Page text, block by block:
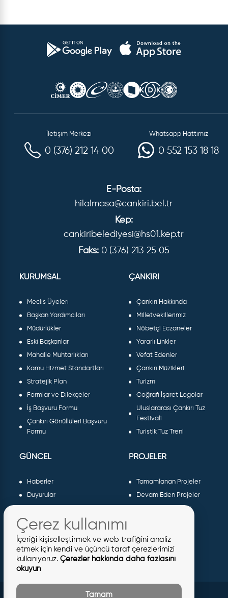
İletişim Merkezi
0 (376) 212 14 00
Whatsapp Hattımız
0 552 153 18 18
E-Posta:
hilalmasa@cankiri.bel.tr
Kep:
cankiribelediyesi@hs01.kep.tr
Faks: 0 (376) 213 25 05
KURUMSAL
Meclis Üyeleri
Başkan Yardımcıları
Müdürlükler
Eski Başkanlar
Mahalle Muhtarlıkları
Kamu Hizmet Standartları
Stratejik Plan
Formlar ve Dilekçeler
İş Başvuru Formu
Çankırı Gönüllüleri Başvuru
Formu
ÇANKIRI
Çankırı Hakkında
Milletvekillerimiz
Nöbetçi Eczaneler
Yararlı Linkler
Vefat Edenler
Çankırı Müzikleri
Turizm
Coğrafi İşaret Logolar
Uluslararası Çankırı Tuz
Festivali
Turistik Tuz Treni
GÜNCEL
Haberler
Duyurular
Galeri
Etkinlikler
Meclis Kararları
İhaleler
İmar İlanları
PROJELER
Tamamlanan Projeler
Devam Eden Projeler
Planlanan Projeler
Sosyal Projeler
Çerez kullanımı
İçeriği kişiselleştirmek ve web trafiğini analiz
etmek için kendi ve üçüncü taraf çerezlerimizi
kullanıyoruz. Çerezler hakkında daha fazlasını
okuyun
Tamam